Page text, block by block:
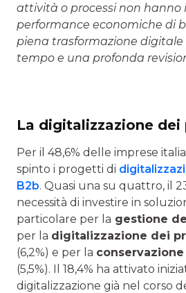
attività o processi non hanno
performance economiche di
piena trasformazione
tempo e una profonda
La digitalizzazione dei
Per il 48,6% delle imprese
spinto i progetti di
B2b. Quasi una su quattro, il
necessità di investire in
particolare per la gestione
per la digitalizzazione dei
(6,2%) e per la
(5,5%). Il 18,4% ha attivato
digitalizzazione già nel corso